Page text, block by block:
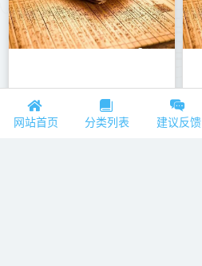
网站首页 分类列表 建议反馈